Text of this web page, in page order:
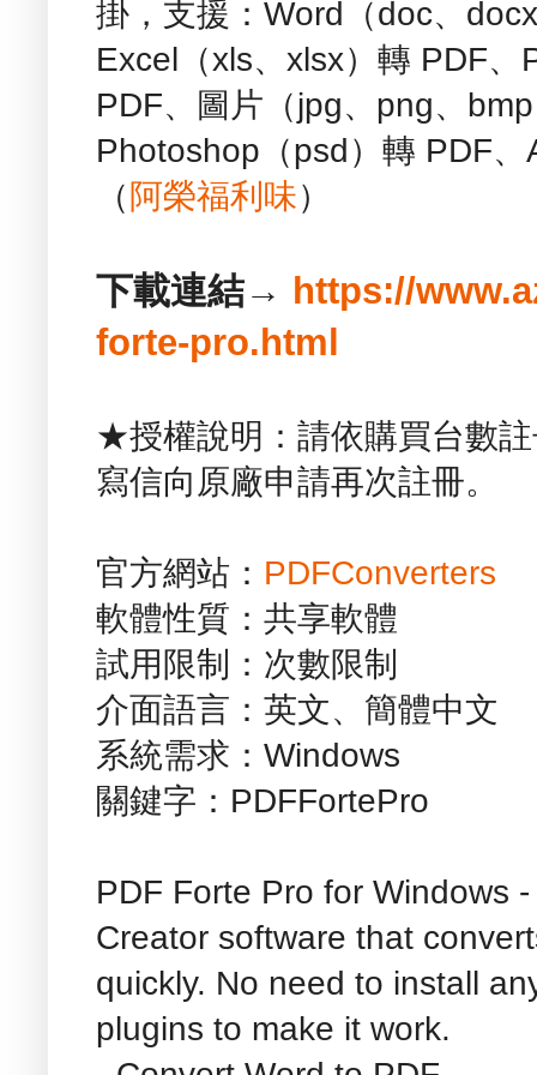
掛，支援：Word（doc、
Excel（xls、xlsx）轉 PDF
PDF、圖片（jpg、png、
Photoshop（psd）轉 PDF
（ 阿榮福利味）
下載連結→ https://
forte-pro.html
★授權說明：請依購買台數
寫信向原廠申請再次註冊。
官方網站： PDFConverters
軟體性質：共享軟體
試用限制：次數限制
介面語言：英文、簡體中文
系統需求：Windows
關鍵字：PDFFortePro
PDF Forte Pro for Windows
Creator software that
quickly. No need to install
plugins to make it work.